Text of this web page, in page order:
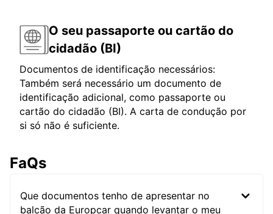
O seu passaporte ou cartão do
cidadão (BI)
Documentos de identificação necessários:
Também será necessário um documento de
identificação adicional, como passaporte ou
cartão do cidadão (BI). A carta de condução por
si só não é suficiente.
FaQs
Que documentos tenho de apresentar no
balcão da Europcar quando levantar o meu